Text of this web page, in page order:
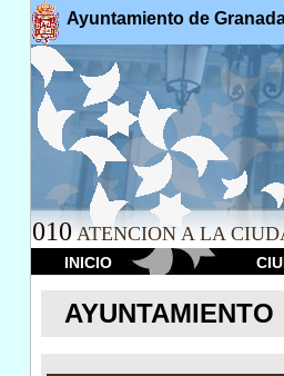
Ayuntamiento de
010 ATENCION A LA
INICIO
AYUNTAMIENTO